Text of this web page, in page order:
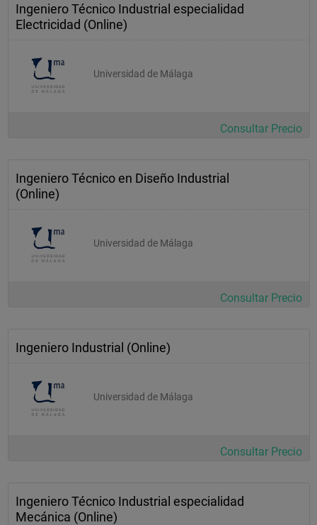
)
diseño de moldes y matrices (2c
tecnologias multimedia (1c
arte industrial y diseño (1c
tecnologia electrica y electronica (2c
Ingeniero Técnico Industrial especialidad
Electricidad (Online)
Universidad de Málaga
Consultar Precio
Ingeniero Técnico en Diseño Industrial
(Online)
Universidad de Málaga
Consultar Precio
Ingeniero Industrial (Online)
Universidad de Málaga
Consultar Precio
Ingeniero Técnico Industrial especialidad
Mecánica (Online)